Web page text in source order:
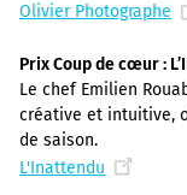
Olivier Photographe
Prix Coup de cœur :
Le chef Emilien
créative et intuitive,
de saison.
L'Inattendu